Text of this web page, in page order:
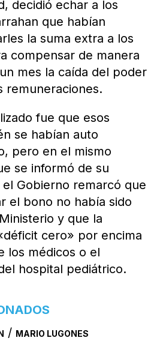
decidió echar a los
que habían
la suma extra a los
compensar de manera
mes la caída del poder
remuneraciones.
fue que esos
se habían auto
pero en el mismo
se informó de su
Gobierno remarcó que
el bono no había sido
y que la
cero» por encima
los médicos o el
hospital pediátrico.
/ MARIO LUGONES